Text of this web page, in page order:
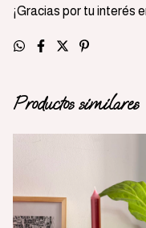
¡Gracias por tu interés
Productos similares